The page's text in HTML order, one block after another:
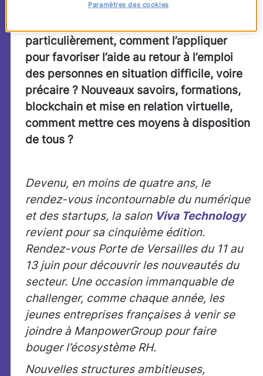
environnementales. Comment le traduire
particulièrement, comment l’appliquer
pour favoriser l’aide au retour à l’emploi
des personnes en situation difficile, voire
précaire ? Nouveaux savoirs, formations,
blockchain et mise en relation virtuelle,
comment mettre ces moyens à disposition
de tous ?
Devenu, en moins de quatre ans, le
rendez-vous incontournable du numérique
et des startups, la salon Viva Technology
revient pour sa cinquième édition.
Rendez-vous Porte de Versailles du 11 au
13 juin pour découvrir les nouveautés du
secteur. Une occasion immanquable de
challenger, comme chaque année, les
jeunes entreprises françaises à venir se
joindre à ManpowerGroup pour faire
bouger l’écosystème RH.
Nouvelles structures ambitieuses,
Paramètres des cookies